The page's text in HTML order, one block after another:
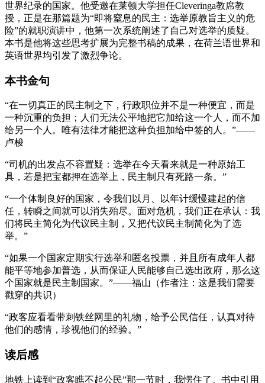
世界纪录的国家。他受邀在莱顿大学担任Cleveringa教席教
授，正是在那篇题为“即将窒息的民主：选举原教旨主义的危
险”的就职演讲中，他第一次系统阐述了自己对选举的质疑。
本书是他将这些思考扩展为完整书稿的成果，在荷兰语世界和
英语世界均引发了激烈争论。
本书金句
“在一切真正的民主制之下，行政职位并不是一种便宜，而是
一种沉重的负担；人们无法公平地把它加给这一个人，而不加
给另一个人。唯有法律才能把这种负担加给中签的人。”——
卢梭
“司机的出发点不容置疑：选举在今天看来就是一种原始工
具，若是把宝都押在选举上，民主制只有死路一条。”
“一个体制良好的国家，令我们以月、以年计缓慢建起的信
任，转瞬之间就可以消失殆尽。面对危机，我们正在承认：我
们将民主简化为代议民主制，又把代议民主制简化为了选
举。”
“如果一个国家定期实行选举和匿名投票，并且所有成年人都
能平等地参加普选，从而保证人民能够自己选出政府，那么这
个国家就是民主制国家。”——福山（作者注：这是我们需要
戳穿的共识）
“政客应看看带刺铁丝网里的礼物，给予公民信任，认真对待
他们的感情，珍视他们的经验。”
读后感
地铁上读到“政客瞧不起公民”那一节时，我愣住了。书中引用